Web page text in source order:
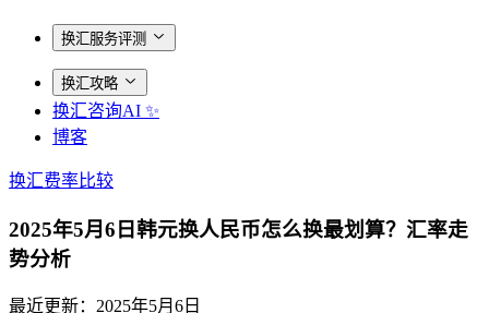
换汇服务评测
换汇攻略
换汇咨询AI ✨
博客
换汇费率比较
2025年5月6日韩元换人民币怎么换最划算？汇率走
势分析
最近更新： 2025年5月6日